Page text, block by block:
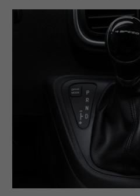
commandes situées sur et
gainés de cuir, d'éléments en
commandes en noir brillant.